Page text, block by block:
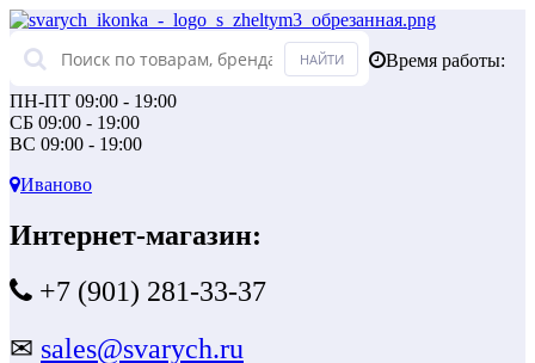
Время работы:
ПН-ПТ 09:00 - 19:00
СБ 09:00 - 19:00
ВС 09:00 - 19:00
Иваново
Интернет-магазин:
+7 (901) 281-33-37
✉ sales@svarych.ru